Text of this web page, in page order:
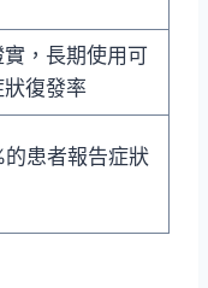
，長期使用可
狀復發率
的患者報告症狀